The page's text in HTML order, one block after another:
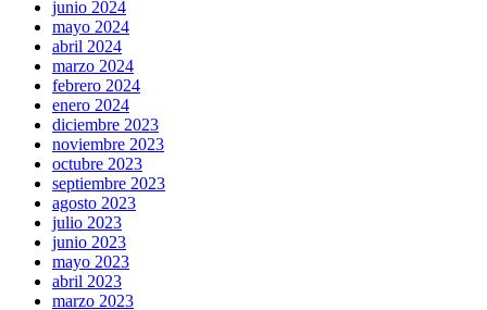
junio 2024
mayo 2024
abril 2024
marzo 2024
febrero 2024
enero 2024
diciembre 2023
noviembre 2023
octubre 2023
septiembre 2023
agosto 2023
julio 2023
junio 2023
mayo 2023
abril 2023
marzo 2023